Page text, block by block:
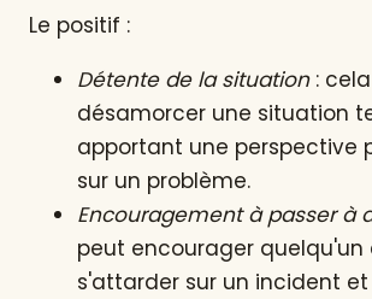
Le positif :
Détente de la situation:
désamorcer une situation
apportant une perspective
sur un problème.
Encouragement à passer à
peut encourager quelqu'un
s'attarder sur un incident